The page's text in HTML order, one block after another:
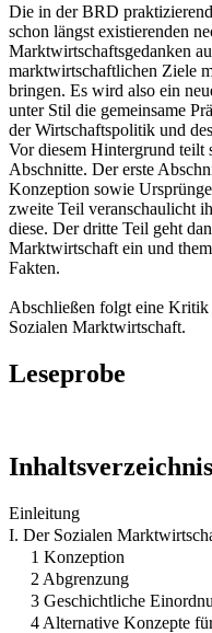
Die in der BRD
schon längst existierenden
Marktwirtschaftsgedanken
marktwirtschaftlichen Ziele
bringen. Es wird also ein
unter Stil die gemeinsame
der Wirtschaftspolitik und
Vor diesem Hintergrund
Abschnitte. Der erste
Konzeption sowie
zweite Teil veranschaulicht
diese. Der dritte Teil geht
Marktwirtschaft ein und
Fakten.
Abschließen folgt eine
Sozialen Marktwirtschaft.
Leseprobe
Inhaltsverzeichnis
Einleitung
I. Der Sozialen
1 Konzeption
2 Abgrenzung
3 Geschichtliche
4 Alternative Konzepte